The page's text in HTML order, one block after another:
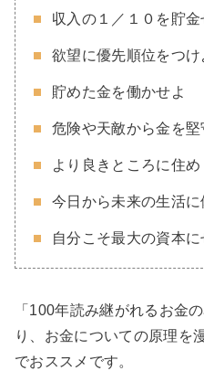
収入の１／１０を貯金
欲望に優先順位をつけ
貯めた金を働かせよ
危険や天敵から金を堅
より良きところに住め
今日から未来の生活に
自分こそ最大の資本に
「100年読み継がれるお金
り、お金についての原理を
でおススメです。